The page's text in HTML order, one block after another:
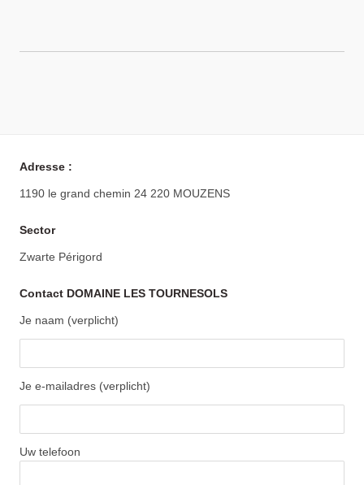
Adresse :
1190 le grand chemin 24 220 MOUZENS
Sector
Zwarte Périgord
Contact DOMAINE LES TOURNESOLS
Je naam (verplicht)
Je e-mailadres (verplicht)
Uw telefoon